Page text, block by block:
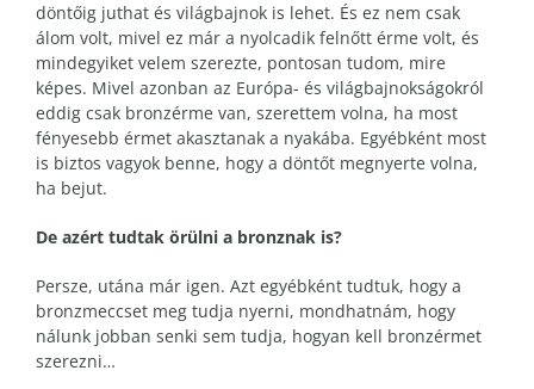
döntőig juthat és világbajnok is lehet. És ez nem csak
álom volt, mivel ez már a nyolcadik felnőtt érme volt, és
mindegyiket velem szerezte, pontosan tudom, mire
képes. Mivel azonban az Európa- és világbajnokságokról
eddig csak bronzérme van, szerettem volna, ha most
fényesebb érmet akasztanak a nyakába. Egyébként most
is biztos vagyok benne, hogy a döntőt megnyerte volna,
ha bejut.
De azért tudtak örülni a bronznak is?
Persze, utána már igen. Azt egyébként tudtuk, hogy a
bronzmeccset meg tudja nyerni, mondhatnám, hogy
nálunk jobban senki sem tudja, hogyan kell bronzérmet
szerezni…